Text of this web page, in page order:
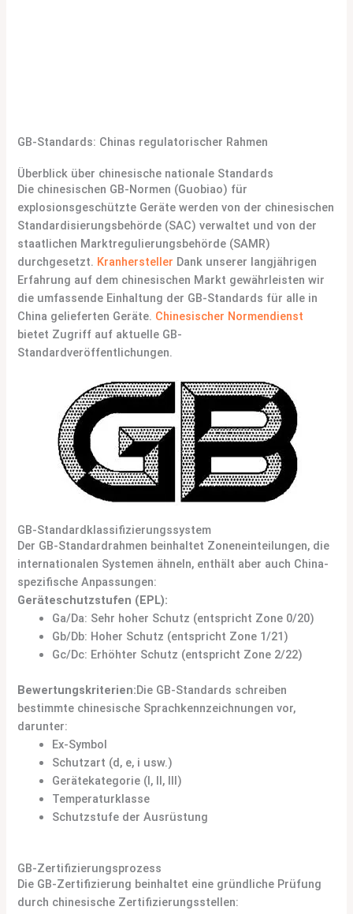
GB-Standards: Chinas regulatorischer Rahmen
Überblick über chinesische nationale Standards
Die chinesischen GB-Normen (Guobiao) für
explosionsgeschützte Geräte werden von der chinesischen
Standardisierungsbehörde (SAC) verwaltet und von der
staatlichen Marktregulierungsbehörde (SAMR)
durchgesetzt. Kranhersteller Dank unserer langjährigen
Erfahrung auf dem chinesischen Markt gewährleisten wir
die umfassende Einhaltung der GB-Standards für alle in
China gelieferten Geräte. Chinesischer Normendienst
bietet Zugriff auf aktuelle GB-
Standardveröffentlichungen.
GB-Standardklassifizierungssystem
Der GB-Standardrahmen beinhaltet Zoneneinteilungen, die
internationalen Systemen ähneln, enthält aber auch China-
spezifische Anpassungen:
Geräteschutzstufen (EPL):
Ga/Da: Sehr hoher Schutz (entspricht Zone 0/20)
Gb/Db: Hoher Schutz (entspricht Zone 1/21)
Gc/Dc: Erhöhter Schutz (entspricht Zone 2/22)
Bewertungskriterien:Die GB-Standards schreiben
bestimmte chinesische Sprachkennzeichnungen vor,
darunter:
Ex-Symbol
Schutzart (d, e, i usw.)
Gerätekategorie (I, II, III)
Temperaturklasse
Schutzstufe der Ausrüstung
GB-Zertifizierungsprozess
Die GB-Zertifizierung beinhaltet eine gründliche Prüfung
durch chinesische Zertifizierungsstellen: